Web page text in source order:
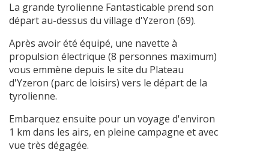
La grande tyrolienne Fantasticable prend son
départ au-dessus du village d'Yzeron (69).
Après avoir été équipé, une navette à
propulsion électrique (8 personnes maximum)
vous emmène depuis le site du Plateau
d'Yzeron (parc de loisirs) vers le départ de la
tyrolienne.
Embarquez ensuite pour un voyage d'environ
1 km dans les airs, en pleine campagne et avec
vue très dégagée.